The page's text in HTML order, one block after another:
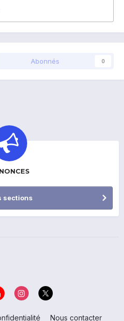
Abonnés 0
sections
Nous contacter